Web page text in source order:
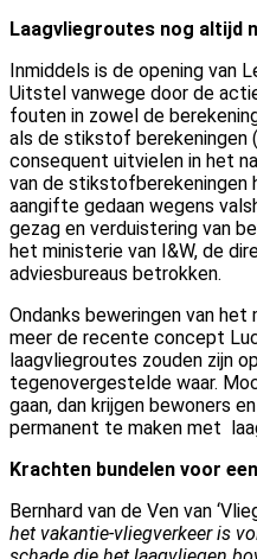
Laagvliegroutes nog altijd
Inmiddels is de opening van
Uitstel vanwege door de
fouten in zowel de
als de stikstof berekeningen
consequent uitvielen in het
van de stikstofberekeningen
aangifte gedaan wegens
gezag en verduistering van
het ministerie van I&W, de
adviesbureaus betrokken.
Ondanks beweringen van het
meer de recente concept
laagvliegroutes zouden zijn
tegenovergestelde waar.
gaan, dan krijgen bewoners
permanent te maken met
Krachten bundelen voor
Bernhard van de Ven van
het vakantie-vliegverkeer is